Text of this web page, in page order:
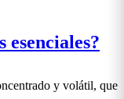
esenciales?
y volátil, que